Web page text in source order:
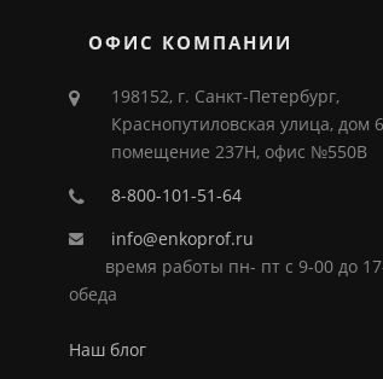
ОФИС КОМПАНИИ
198152, г. Санкт-Петербург,
Краснопутиловская улица, дом
помещение 237Н, офис №550В
8-800-101-51-64
info@enkoprof.ru
время работы пн- пт с 9-00 до
обеда
Наш блог